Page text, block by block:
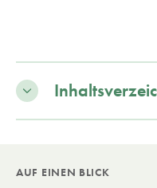
AUF EINEN BLICK